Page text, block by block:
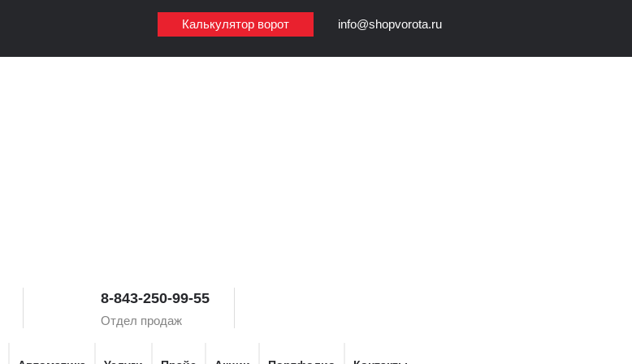
Калькулятор ворот info@shopvorota.ru
8-843-250-99-55
Отдел продаж